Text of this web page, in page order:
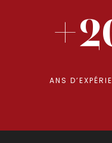
ANS